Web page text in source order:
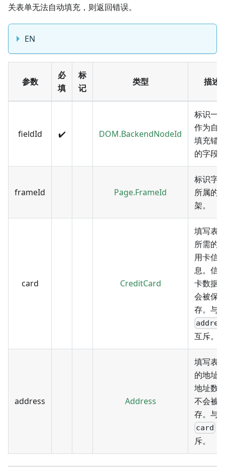
关表单无法自动填充，则返回错误。
EN
参数
必
填
标
记
类型 描述
fieldId ✔️ DOM.BackendNodeId
标识一
作为自
填充锚
的字段
frameId Page.FrameId
标识字
所属的
架。
card CreditCard
填写表
所需的
用卡信
息。信
卡数据
会被保
存。与
互斥。
address Address
填写表
的地址
地址数
不会被
存。与
card
斥。